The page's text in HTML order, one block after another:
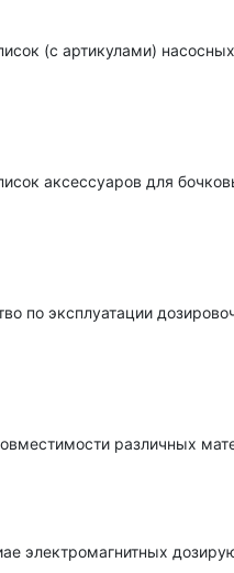
(с артикулами)
аксессуаров для
по эксплуатации
различных
электромагнитных